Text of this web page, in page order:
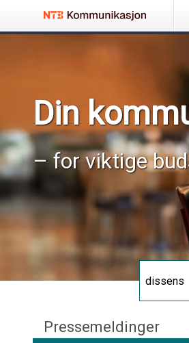
Din
– for viktige
Pressemeldinger